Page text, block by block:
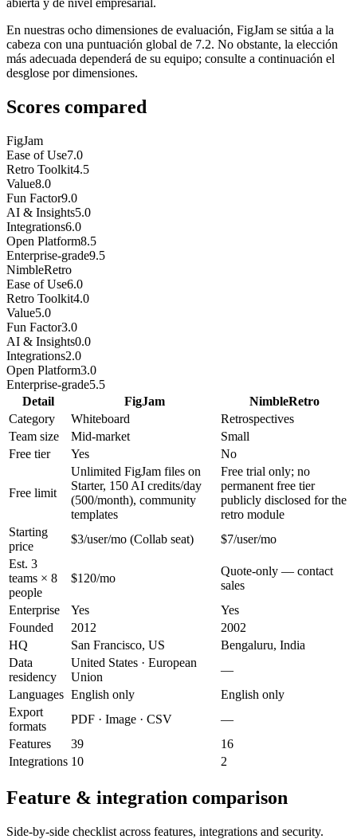
abierta y de nivel empresarial.
En nuestras ocho dimensiones de evaluación, FigJam se sitúa a la
cabeza con una puntuación global de 7.2. No obstante, la elección
más adecuada dependerá de su equipo; consulte a continuación el
desglose por dimensiones.
Scores compared
FigJam
Ease of Use7.0
Retro Toolkit4.5
Value8.0
Fun Factor9.0
AI & Insights5.0
Integrations6.0
Open Platform8.5
Enterprise-grade9.5
NimbleRetro
Ease of Use6.0
Retro Toolkit4.0
Value5.0
Fun Factor3.0
AI & Insights0.0
Integrations2.0
Open Platform3.0
Enterprise-grade5.5
Detail
FigJam
NimbleRetro
Category
Whiteboard
Retrospectives
Team size
Mid-market
Small
Free tier
Yes No
Free limit
Unlimited FigJam files on
Starter, 150 AI credits/day
(500/month), community
templates
Free trial only; no
permanent free tier
publicly disclosed for the
retro module
Starting
price
$3/user/mo (Collab seat)
$7/user/mo
Est. 3
teams × 8
people
$120/mo
Quote-only — contact
sales
Enterprise
Yes
Yes
Founded
2012
2002
HQ
San Francisco, US
Bengaluru, India
Data
residency
United States · European
Union
—
Languages English only
English only
Export
formats
PDF · Image · CSV
—
Features
39
16
Integrations 10 2
Feature & integration comparison
Side-by-side checklist across features, integrations and security.